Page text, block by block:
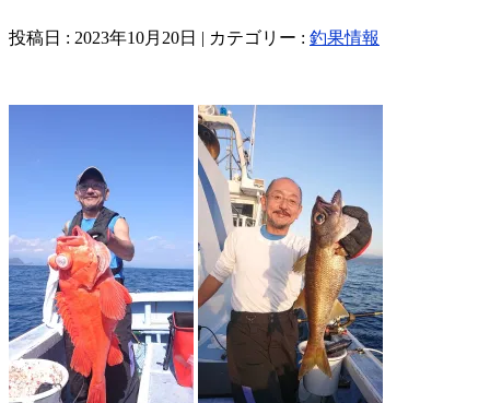
投稿日 : 2023年10月20日 | カテゴリー : 釣果情報